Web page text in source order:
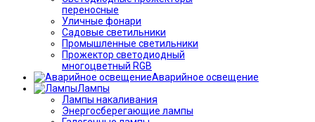
переносные
Уличные фонари
Садовые светильники
Промышленные светильники
Прожектор светодиодный
многоцветный RGB
Аварийное освещение
Лампы
Лампы накаливания
Энергосберегающие лампы